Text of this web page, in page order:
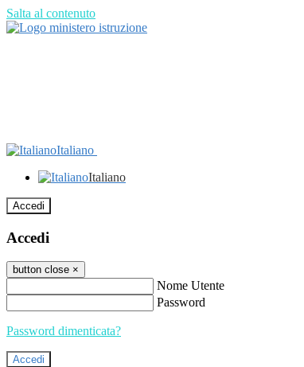
Salta al contenuto
Italiano
Italiano
Accedi
Accedi
button close ×
Nome Utente
Password
Password dimenticata?